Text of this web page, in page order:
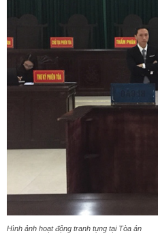
Hình ảnh hoạt động tranh tụng tại Tòa án